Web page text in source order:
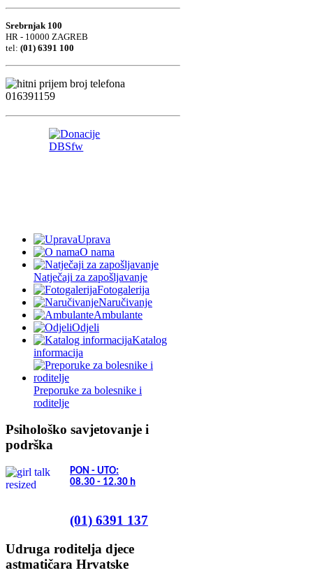
Srebrnjak 100
HR - 10000 ZAGREB
tel: (01) 6391 100
Uprava
O nama
Natječaji za zapošljavanje
Fotogalerija
Naručivanje
Ambulante
Odjeli
Katalog
informacija
Preporuke za bolesnike i
roditelje
Psihološko savjetovanje i
podrška
PON - UTO:
08.30 - 12.30 h
(01) 6391 137
Udruga roditelja djece
astmatičara Hrvatske